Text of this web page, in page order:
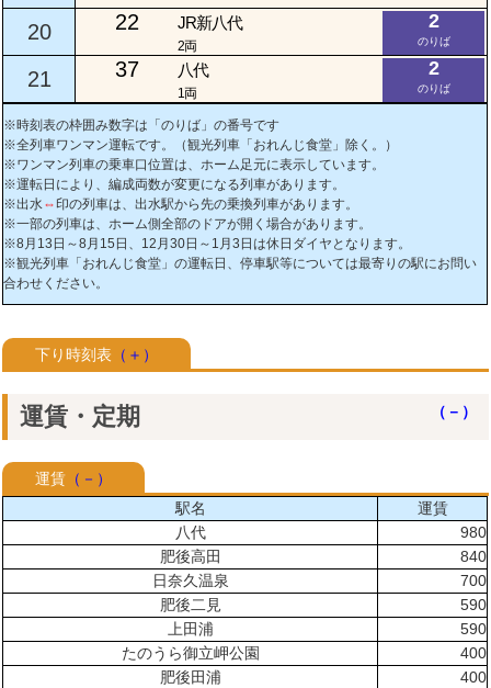
20
22 JR新八代
2両
2
のりば
21 37 八代
1両
2
のりば
※時刻表の枠囲み数字は「のりば」の番号です
※全列車ワンマン運転です。（観光列車「おれんじ食堂」除く。）
※ワンマン列車の乗車口位置は、ホーム足元に表示しています。
※運転日により、編成両数が変更になる列車があります。
※出水⇔印の列車は、出水駅から先の乗換列車があります。
※一部の列車は、ホーム側全部のドアが開く場合があります。
※8月13日～8月15日、12月30日～1月3日は休日ダイヤとなります。
※観光列車「おれんじ食堂」の運転日、停車駅等については最寄りの駅にお問い
合わせください。
下り時刻表 （＋）
運賃・定期 （－）
運賃 （－）
駅名
運賃
八代
980
肥後高田
840
日奈久温泉
700
肥後二見
590
上田浦
590
たのうら御立岬公園
400
肥後田浦
400